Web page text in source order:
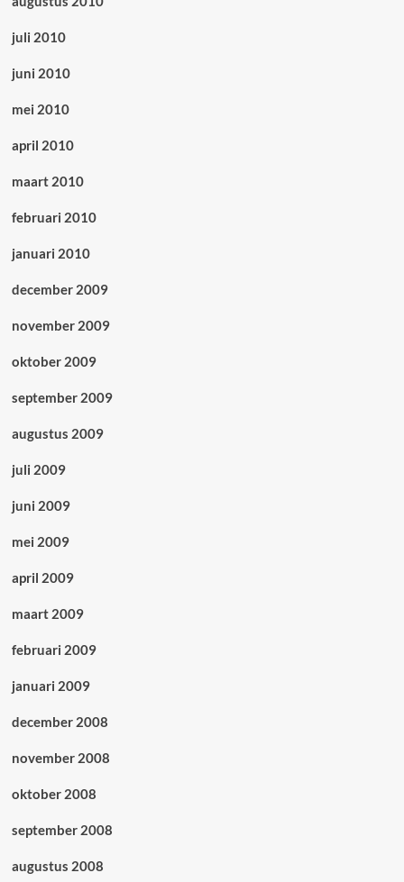
juli 2010
juni 2010
mei 2010
april 2010
maart 2010
februari 2010
januari 2010
december 2009
november 2009
oktober 2009
september 2009
augustus 2009
juli 2009
juni 2009
mei 2009
april 2009
maart 2009
februari 2009
januari 2009
december 2008
november 2008
oktober 2008
september 2008
augustus 2008